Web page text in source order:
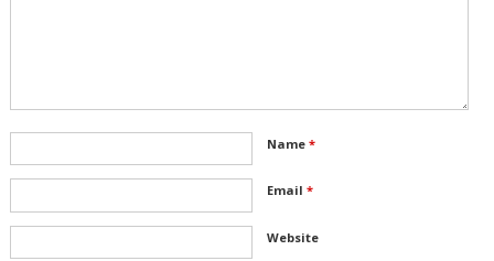
Name *
Email *
Website